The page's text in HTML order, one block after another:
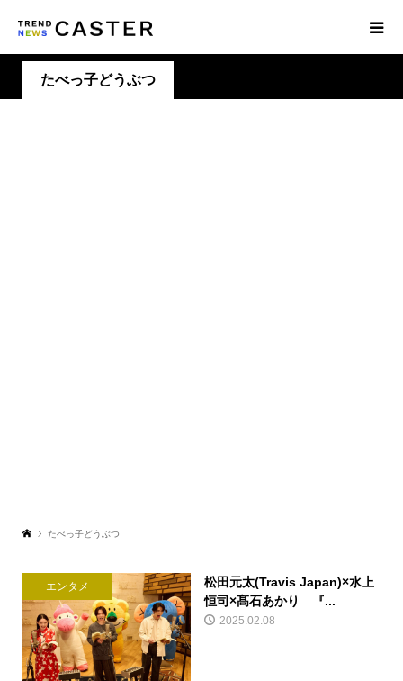
たべっ⼦どうぶつ
たべっ⼦どうぶつ
エンタメ
松田元太(Travis Japan)×⽔上
恒司×髙⽯あかり 『...
2025.02.08